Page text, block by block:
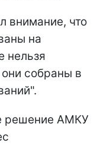
внимание, что
на
нельзя
они собраны в
решение АМКУ